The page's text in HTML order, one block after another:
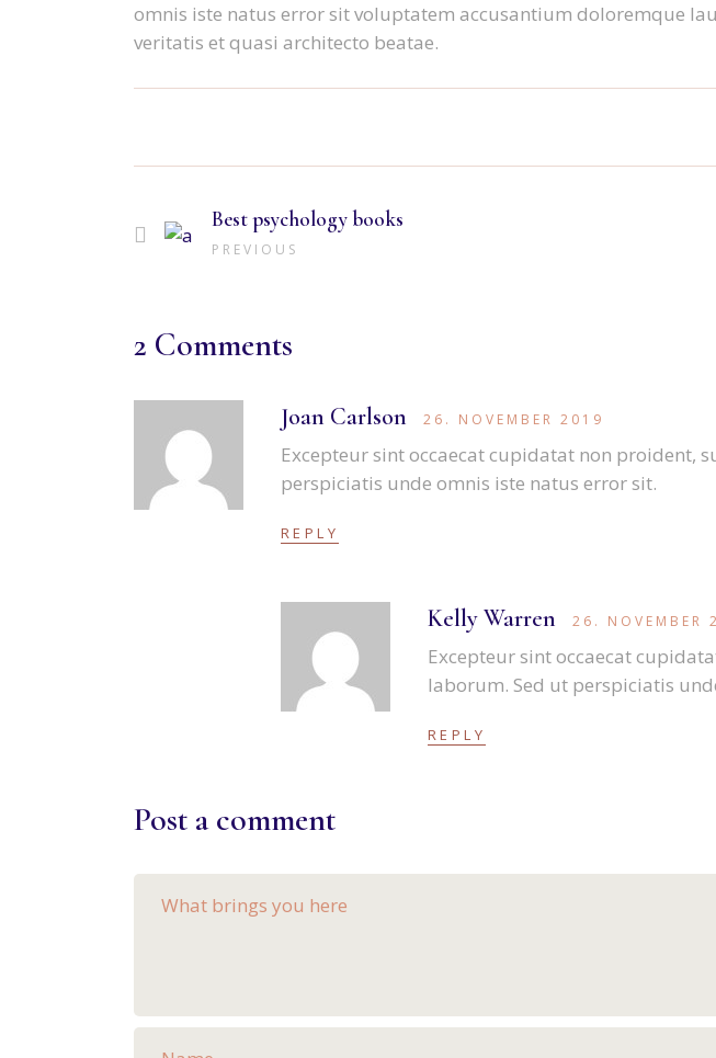
omnis iste natus error sit voluptatem accusantium doloremque
veritatis et quasi architecto beatae.
Best psychology books
PREVIOUS
2 Comments
Joan Carlson 26. NOVEMBER 2019
Excepteur sint occaecat cupidatat non proident,
perspiciatis unde omnis iste natus error sit.
REPLY
Kelly Warren 26. NOVEMBER
Excepteur sint occaecat
laborum. Sed ut perspiciatis
REPLY
Post a comment